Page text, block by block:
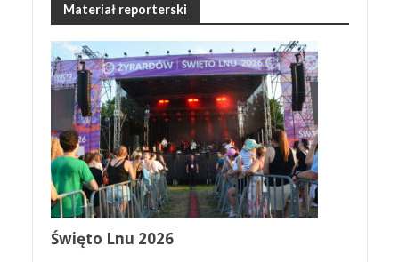
Materiał reporterski
Święto Lnu 2026